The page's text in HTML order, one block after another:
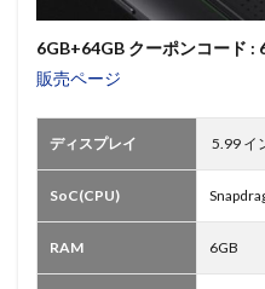
6GB+64GB クーポンコード :
販売ページ
ディスプレイ 5.99 イ
SoC(CPU)
RAM 6GB